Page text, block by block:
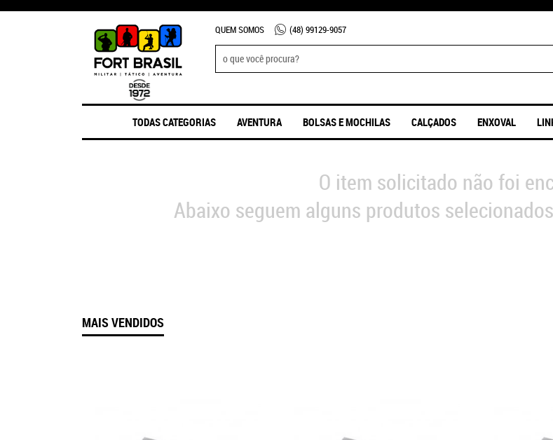
QUEM SOMOS (48) 99129-9057
TODAS CATEGORIAS AVENTURA BOLSAS E MOCHILAS CALÇADOS ENXOVAL
O item solicitado não foi
Abaixo seguem alguns produtos
MAIS VENDIDOS